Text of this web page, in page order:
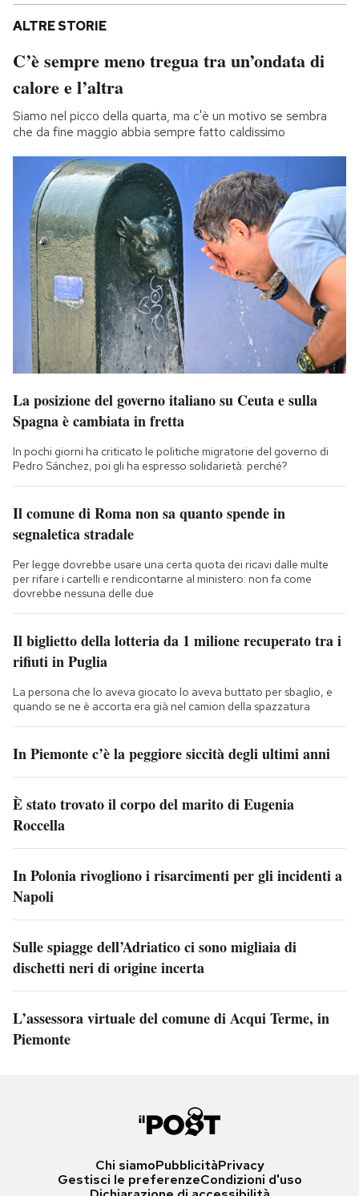
ALTRE STORIE
C’è sempre meno tregua tra un’ondata di
calore e l’altra
Siamo nel picco della quarta, ma c'è un motivo se sembra
che da fine maggio abbia sempre fatto caldissimo
La posizione del governo italiano su Ceuta e sulla
Spagna è cambiata in fretta
In pochi giorni ha criticato le politiche migratorie del governo di
Pedro Sánchez, poi gli ha espresso solidarietà: perché?
Il comune di Roma non sa quanto spende in
segnaletica stradale
Per legge dovrebbe usare una certa quota dei ricavi dalle multe
per rifare i cartelli e rendicontarne al ministero: non fa come
dovrebbe nessuna delle due
Il biglietto della lotteria da 1 milione recuperato tra i
rifiuti in Puglia
La persona che lo aveva giocato lo aveva buttato per sbaglio, e
quando se ne è accorta era già nel camion della spazzatura
In Piemonte c’è la peggiore siccità degli ultimi anni
È stato trovato il corpo del marito di Eugenia
Roccella
In Polonia rivogliono i risarcimenti per gli incidenti a
Napoli
Sulle spiagge dell’Adriatico ci sono migliaia di
dischetti neri di origine incerta
L’assessora virtuale del comune di Acqui Terme, in
Piemonte
Chi siamoPubblicitàPrivacy
Gestisci le preferenzeCondizioni d'uso